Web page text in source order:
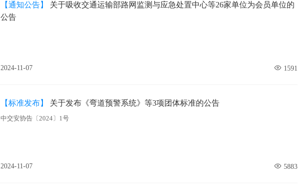
【通知公告】
关于吸收交通运输部路网监测与应急处置中心等26家单位为会员单位的
公告
2024-11-07 1591
【标准发布】 关于发布《弯道预警系统》等3项团体标准的公告
中交安协告〔2024〕1号
2024-11-07 5883